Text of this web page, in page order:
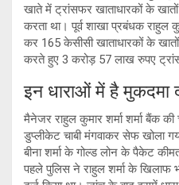
खाते में ट्रांसफर खाताधारकों के
करता था। पूर्व शाखा प्रबंधक राहुल
कर 165 केसीसी खाताधारकों के
करते हुए 3 करोड़ 57 लाख रुपए
इन धाराओं में है मुकदमा
मैनेजर राहुल कुमार शर्मा शर्मा बैंक की
डुप्लीकेट चाबी मंगवाकर सेफ खोला
बीना शर्मा के गोल्ड लोन के पैकेट
पहले पुलिस ने राहुल शर्मा के खिलाफ